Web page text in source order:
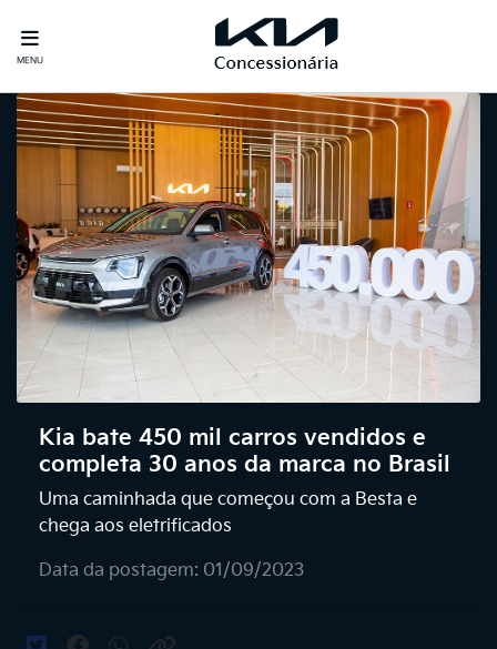
MENU
Kia bate 450 mil carros vendidos e
completa 30 anos da marca no Brasil
Uma caminhada que começou com a Besta e
chega aos eletrificados
Data da postagem: 01/09/2023